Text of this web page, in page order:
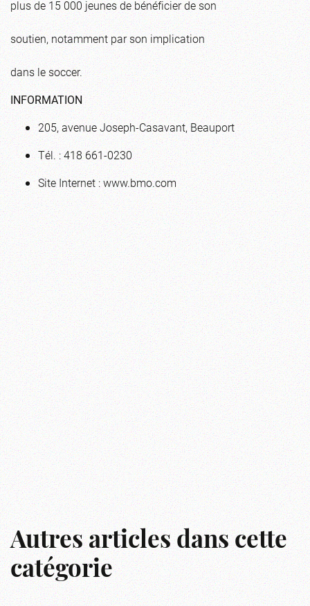
plus de 15 000 jeunes de bénéficier de son
soutien, notamment par son implication
dans le soccer.
INFORMATION
205, avenue Joseph-Casavant, Beauport
Tél. : 418 661-0230
Site Internet : www.bmo.com
Autres articles dans cette
catégorie